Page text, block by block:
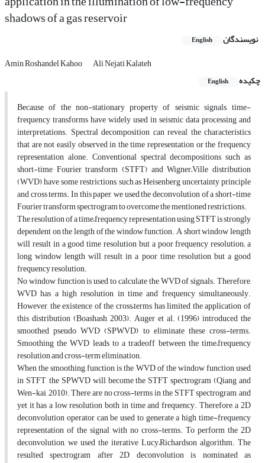
shadows of a gas reservoir
نویسندگان English
Amin Roshandel Kahoo
Ali Nejati Kalateh
چکیده
English
Because of the non-stationary property of seismic signals, time-
frequency transforms have widely used in seismic data processing and
interpretations. Spectral decomposition can reveal the characteristics
that are not easily observed in the time representation or the frequency
representation alone. Conventional spectral decompositions such as
short-time Fourier transform (STFT) and Wigner–Ville distribution
(WVD) have some restrictions, such as Heisenberg uncertainty principle
and cross terms. In this paper, we used the deconvolution of a short-time
Fourier transform spectrogram to overcome the mentioned restrictions.
The resolution of a time–frequency representation using STFT is strongly
dependent on the length of the window function. A short window length
will result in a good time resolution but a poor frequency resolution; a
long window length will result in a poor time resolution but a good
frequency resolution.
No window function is used to calculate the WVD of signals. Therefore,
WVD has a high resolution in time and frequency simultaneously.
However, the existence of the cross–terms has limited the application of
this distribution (Boashash, 2003). Auger et al. (1996) introduced the
smoothed pseudo WVD (SPWVD) to eliminate these cross-terms.
Smoothing the WVD leads to a tradeoff between the time–frequency
resolution and cross-term elimination.
When the smoothing function is the WVD of the window function used
in STFT, the SPWVD will become the STFT spectrogram (Qiang and
Wen-kai, 2010). There are no cross-terms in the STFT spectrogram, and
yet it has a low resolution both in time and frequency. Therefore, a 2D
deconvolution operator can be used to generate a high time-frequency
representation of the signal with no cross-terms. To perform the 2D
deconvolution, we used the iterative Lucy–Richardson algorithm. The
resulted spectrogram after 2D deconvolution is nominated as